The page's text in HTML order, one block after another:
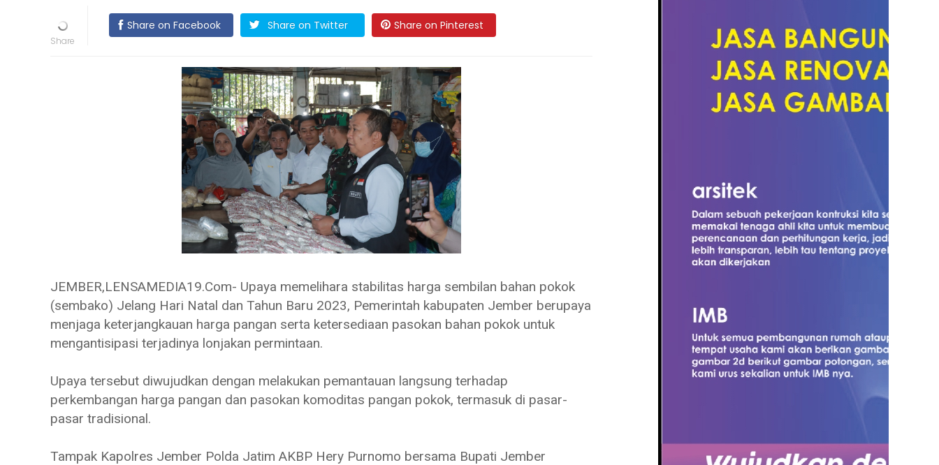
Share on Facebook Share on Twitter Share on Pinterest
JEMBER,LENSAMEDIA19.Com- Upaya memelihara stabilitas harga sembilan bahan pokok
(sembako) Jelang Hari Natal dan Tahun Baru 2023, Pemerintah kabupaten Jember berupaya
menjaga keterjangkauan harga pangan serta ketersediaan pasokan bahan pokok untuk
mengantisipasi terjadinya lonjakan permintaan.
Upaya tersebut diwujudkan dengan melakukan pemantauan langsung terhadap
perkembangan harga pangan dan pasokan komoditas pangan pokok, termasuk di pasar-
pasar tradisional.
Tampak Kapolres Jember Polda Jatim AKBP Hery Purnomo bersama Bupati Jember